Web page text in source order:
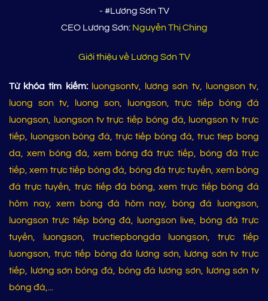
- #Lương Sơn TV
CEO Lương Sơn: Nguyễn Thị Ching
Giới thiệu về Lương Sơn TV
Từ khóa tìm kiếm:
luongsontv, lương sơn tv, luongson tv,
luong son tv, luong son, luongson, trực tiếp bóng đá
luongson, luongson tv trực tiếp bóng đá, luongson tv trực
tiếp, luongson bóng đá, trực tiếp bóng đá, truc tiep bong
da, xem bóng đá, xem bóng đá trực tiếp, bóng đá trực
tiếp, xem trực tiếp bóng đá, bóng đá trực tuyến, xem bóng
đá trực tuyến, trực tiếp đá bóng, xem trực tiếp bóng đá
hôm nay, xem bóng đá hôm nay, bóng đá luongson,
luongson trực tiếp bóng đá, luongson live, bóng đá trực
tuyến, luongson, tructiepbongda luongson, trực tiếp
luongson, trực tiếp bóng đá lương sơn, lương sơn tv trực
tiếp, lương sơn bóng đá, bóng đá lương sơn, lương sơn tv
bóng đá,...